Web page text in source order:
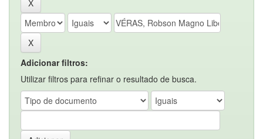
Adicionar filtros:
Utilizar filtros para refinar o resultado de busca.